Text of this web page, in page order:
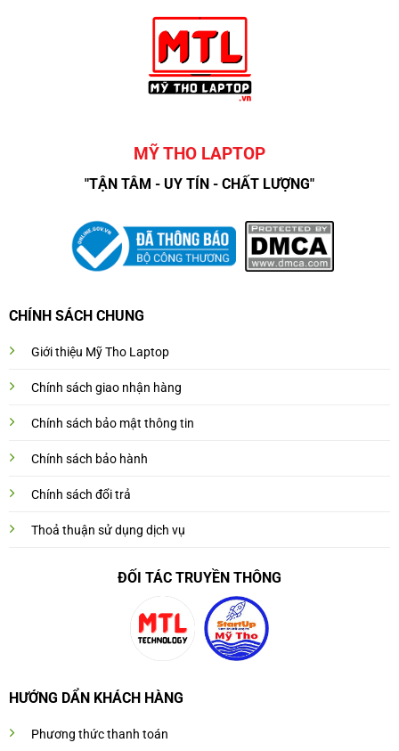
MỸ THO LAPTOP
"TẬN TÂM - UY TÍN - CHẤT LƯỢNG"
CHÍNH SÁCH CHUNG
Giới thiệu Mỹ Tho Laptop
Chính sách giao nhận hàng
Chính sách bảo mật thông tin
Chính sách bảo hành
Chính sách đổi trả
Thoả thuận sử dụng dịch vụ
ĐỐI TÁC TRUYỀN THÔNG
HƯỚNG DẨN KHÁCH HÀNG
Phương thức thanh toán